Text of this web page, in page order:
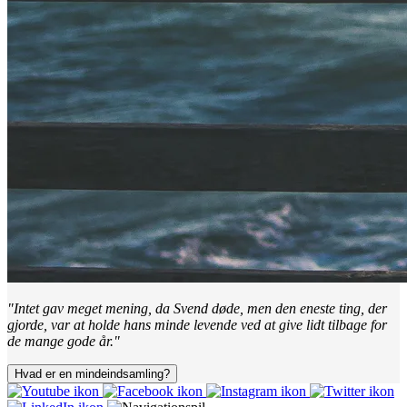
"Intet gav meget mening, da Svend døde, men den eneste ting, der
gjorde, var at holde hans minde levende ved at give lidt tilbage for
de mange gode år."